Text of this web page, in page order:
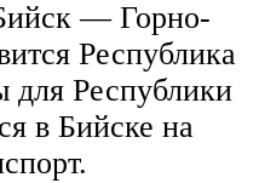
— Горно-
Республика
для Республики
в Бийске на